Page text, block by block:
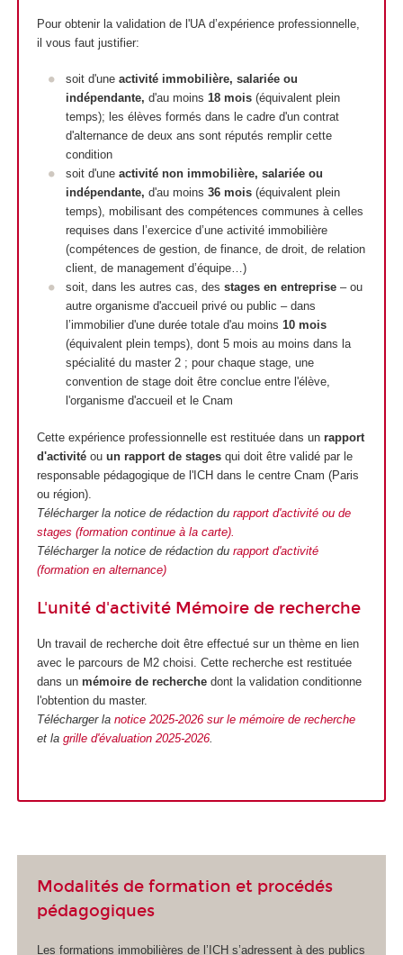
Pour obtenir la validation de l'UA d’expérience professionnelle,
il vous faut justifier:
soit d'une activité immobilière, salariée ou
indépendante, d'au moins 18 mois (équivalent plein
temps); les élèves formés dans le cadre d'un contrat
d'alternance de deux ans sont réputés remplir cette
condition
soit d'une activité non immobilière, salariée ou
indépendante, d'au moins 36 mois (équivalent plein
temps), mobilisant des compétences communes à celles
requises dans l’exercice d’une activité immobilière
(compétences de gestion, de finance, de droit, de relation
client, de management d’équipe…)
soit, dans les autres cas, des stages en entreprise – ou
autre organisme d'accueil privé ou public – dans
l’immobilier d'une durée totale d'au moins 10 mois
(équivalent plein temps), dont 5 mois au moins dans la
spécialité du master 2 ; pour chaque stage, une
convention de stage doit être conclue entre l'élève,
l'organisme d'accueil et le Cnam
Cette expérience professionnelle est restituée dans un rapport
d'activitéouun rapport de stages qui doit être validé par le
responsable pédagogique de l'ICH dans le centre Cnam (Paris
ou région).
Télécharger la notice de rédaction du rapport d'activité ou de
stages (formation continue à la carte).
Télécharger la notice de rédaction du rapport d'activité
(formation en alternance)
L'unité d'activité Mémoire de recherche
Un travail de recherche doit être effectué sur un thème en lien
avec le parcours de M2 choisi. Cette recherche est restituée
dans un mémoire de recherche dont la validation conditionne
l'obtention du master.
Télécharger la notice 2025-2026 sur le mémoire de recherche
et la grille d'évaluation 2025-2026.
Modalités de formation et procédés
pédagogiques
Les formations immobilières de l’ICH s’adressent à des publics